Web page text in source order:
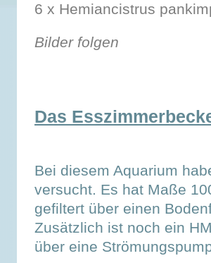
6 x Hemiancistrus
Bilder folgen
Das
Bei diesem Aquarium
versucht. Es hat Maße
gefiltert über einen
Zusätzlich ist noch ein
über eine